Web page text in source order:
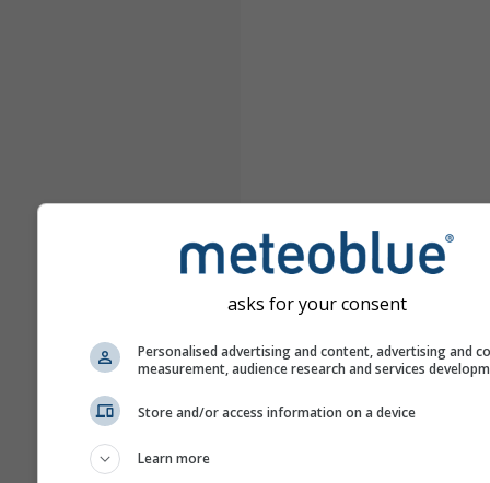
asks for your consent
Personalised advertising and content, advertising and
measurement, audience research and services
Store and/or access information on a device
Learn more